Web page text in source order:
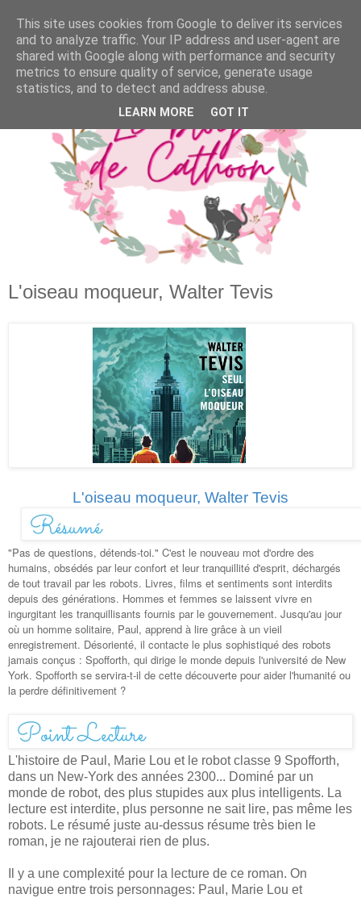
L'oiseau moqueur, Walter Tevis
L'oiseau moqueur, Walter Tevis
"Pas de questions, détends-toi." C'est le nouveau mot d'ordre des
humains, obsédés par leur confort et leur tranquillité d'esprit, déchargés
de tout travail par les robots. Livres, films et sentiments sont interdits
depuis des générations. Hommes et femmes se laissent vivre en
ingurgitant les tranquillisants fournis par le gouvernement. Jusqu'au jour
où un homme solitaire, Paul, apprend à lire grâce à un vieil
enregistrement. Désorienté, il contacte le plus sophistiqué des robots
jamais conçus : Spofforth, qui dirige le monde depuis l'université de New
York. Spofforth se servira-t-il de cette découverte pour aider l'humanité ou
la perdre définitivement ?
L'histoire de Paul, Marie Lou et le robot classe 9 Spofforth,
dans un New-York des années 2300... Dominé par un
monde de robot, des plus stupides aux plus intelligents. La
lecture est interdite, plus personne ne sait lire, pas même les
robots. Le résumé juste au-dessus résume très bien le
roman, je ne rajouterai rien de plus.
Il y a une complexité pour la lecture de ce roman. On
navigue entre trois personnages: Paul, Marie Lou et
This site uses cookies from Google to deliver its services
and to analyze traffic. Your IP address and user-agent are
shared with Google along with performance and security
metrics to ensure quality of service, generate usage
statistics, and to detect and address abuse.
LEARN MORE GOT IT